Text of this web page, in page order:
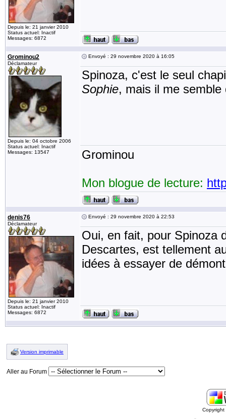
Depuis le: 21 janvier 2010
Status actuel: Inactif
Messages: 6872
Grominou2
Déclamateur
Depuis le: 04 octobre 2006
Status actuel: Inactif
Messages: 13547
Envoyé : 29 novembre 2020 à 16:05
Spinoza, c'est le seul
Sophie, mais il me
Grominou
Mon blogue de lecture:
denis76
Déclamateur
Depuis le: 21 janvier 2010
Status actuel: Inactif
Messages: 6872
Envoyé : 29 novembre 2020 à 22:53
Oui, en fait, pour Spinoza
Descartes, est tellement
idées à essayer de
Version imprimable
Aller au Forum